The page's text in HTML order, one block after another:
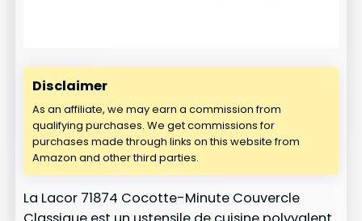
Disclaimer
As an affiliate, we may earn a commission from
qualifying purchases. We get commissions for
purchases made through links on this website from
Amazon and other third parties.
La Lacor 71874 Cocotte-Minute Couvercle